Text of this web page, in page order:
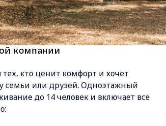
компании
кто ценит комфорт и хочет
семьи или друзей. Одноэтажный
до 14 человек и включает все